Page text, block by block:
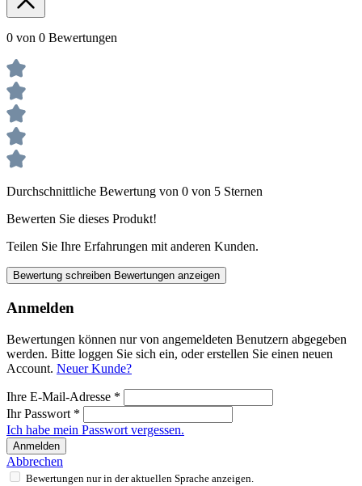
0 von 0 Bewertungen
Durchschnittliche Bewertung von 0 von 5 Sternen
Bewerten Sie dieses Produkt!
Teilen Sie Ihre Erfahrungen mit anderen Kunden.
Bewertung schreiben Bewertungen anzeigen
Anmelden
Bewertungen können nur von angemeldeten Benutzern abgegeben
werden. Bitte loggen Sie sich ein, oder erstellen Sie einen neuen
Account. Neuer Kunde?
Ihre E-Mail-Adresse *
Ihr Passwort *
Ich habe mein Passwort vergessen.
Anmelden
Abbrechen
Bewertungen nur in der aktuellen Sprache anzeigen.